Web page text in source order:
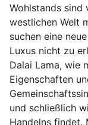
Wohlstands sind
westlichen Welt
suchen eine
Luxus nicht zu
Dalai Lama, wie
Eigenschaften
und schließlich
Handelns findet.